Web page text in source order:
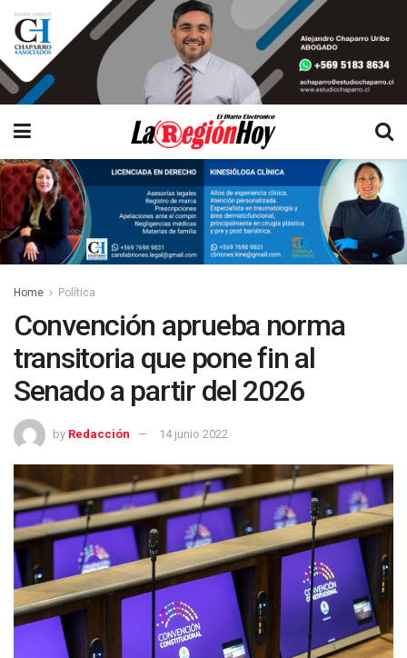
Home Política
Convención aprueba norma
transitoria que pone fin al
Senado a partir del 2026
by Redacción 14 junio 2022